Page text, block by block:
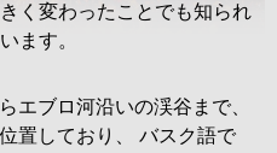
く変わったことでも知られ
ます。
エブロ河沿いの渓谷まで、
置しており、 バスク語で